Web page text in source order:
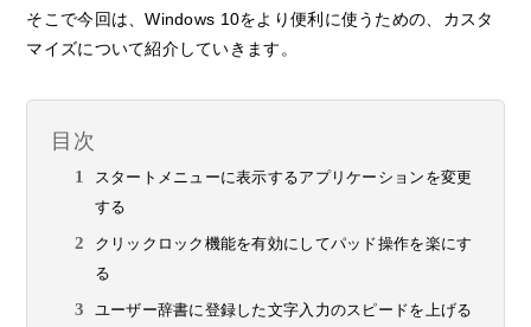
そこで今回は、Windows 10をより便利に使うための、カスタ
マイズについて紹介していきます。
目次
スタートメニューに表示するアプリケーションを変更
する
クリックロック機能を有効にしてパッド操作を楽にす
る
ユーザー辞書に登録した文字入力のスピードを上げる